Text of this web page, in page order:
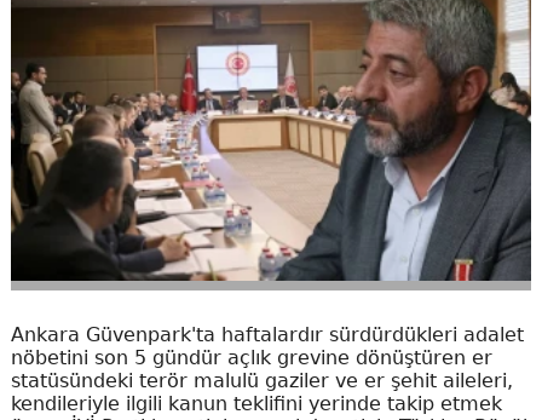
Ankara Güvenpark'ta haftalardır sürdürdükleri adalet
nöbetini son 5 gündür açlık grevine dönüştüren er
statüsündeki terör malulü gaziler ve er şehit aileleri,
kendileriyle ilgili kanun teklifini yerinde takip etmek